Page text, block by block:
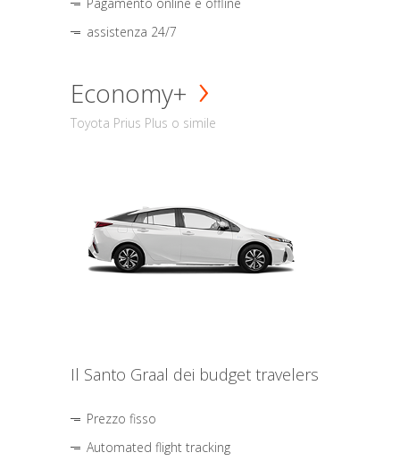
assistenza 24/7
Economy+
Toyota Prius Plus o simile
Il Santo Graal dei budget travelers
Prezzo fisso
Automated flight tracking